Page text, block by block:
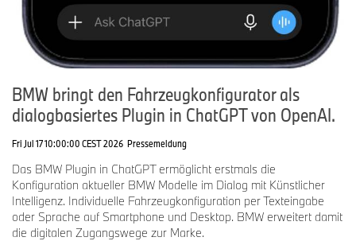
BMW bringt den Fahrzeugkonfigurator als
dialogbasiertes Plugin in ChatGPT von OpenAI.
Fri Jul 17 10:00:00 CEST 2026 Pressemeldung
Das BMW Plugin in ChatGPT ermöglicht erstmals die
Konfiguration aktueller BMW Modelle im Dialog mit Künstlicher
Intelligenz. Individuelle Fahrzeugkonfiguration per Texteingabe
oder Sprache auf Smartphone und Desktop. BMW erweitert damit
die digitalen Zugangswege zur Marke.